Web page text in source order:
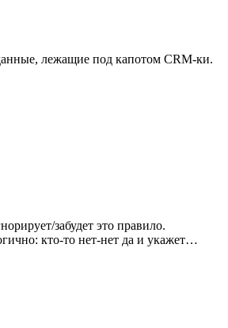
лежащие под капотом CRM-ки.
забудет это правило.
кто-то нет-нет да и укажет…